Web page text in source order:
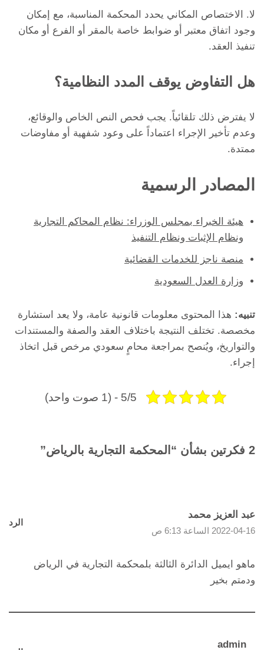
لا. الاختصاص المكاني يحدد المحكمة المناسبة، مع إمكان
وجود اتفاق معتبر أو ضوابط خاصة بالمقر أو الفرع أو مكان
تنفيذ العقد.
هل التفاوض يوقف المدد النظامية؟
لا يفترض ذلك تلقائياً. يجب فحص النص الخاص والوقائع،
وعدم تأخير الإجراء اعتماداً على وعود شفهية أو مفاوضات
ممتدة.
المصادر الرسمية
هيئة الخبراء بمجلس الوزراء: نظام المحاكم التجارية
ونظام الإثبات ونظام التنفيذ
منصة ناجز للخدمات القضائية
وزارة العدل السعودية
تنبيه: هذا المحتوى معلومات قانونية عامة، ولا يعد استشارة
مخصصة. تختلف النتيجة باختلاف العقد والصفة والمستندات
والتواريخ، ويُنصح بمراجعة محامٍ سعودي مرخص قبل اتخاذ
إجراء.
5/5 - (1 صوت واحد)
2 فكرتين بشأن “المحكمة التجارية بالرياض”
عبد العزيز محمد
2022-04-16 الساعة 6:13 ص
الرد
ماهو ايميل الدائرة الثالثة بلمحكمة التجارية في الرياض
ودمتم بخير
admin